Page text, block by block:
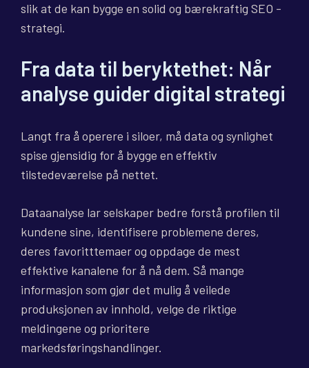
slik at de kan bygge en solid og bærekraftig SEO -
strategi.
Fra data til beryktethet: Når
analyse guider digital strategi
Langt fra å operere i siloer, må data og synlighet
spise gjensidig for å bygge en effektiv
tilstedeværelse på nettet.
Dataanalyse lar selskaper bedre forstå profilen til
kundene sine, identifisere problemene deres,
deres favoritttemaer og oppdage de mest
effektive kanalene for å nå dem. Så mange
informasjon som gjør det mulig å veilede
produksjonen av innhold, velge de riktige
meldingene og prioritere
markedsføringshandlinger.